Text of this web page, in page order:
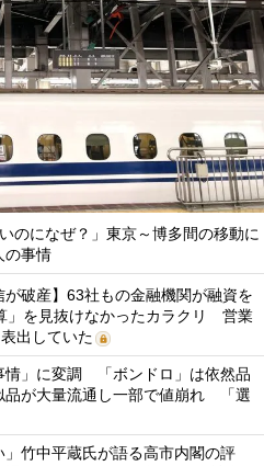
のになぜ？」東京～博多間の移動に
の事情
が破産】63社もの金融機関が融資を
」を見抜けなかったカラクリ 営業
出していた
情」に変調 「ボンドロ」は依然品
品が大量流通し一部で値崩れ 「選
」竹中平蔵氏が語る高市内閣の評